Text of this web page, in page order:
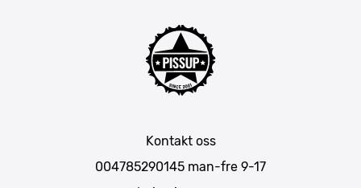
Kontakt oss
004785290145 man-fre 9-17